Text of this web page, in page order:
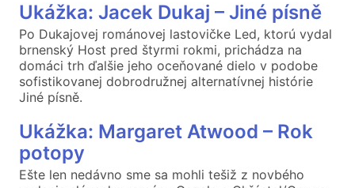
Ukážka: Jacek Dukaj – Jiné písně
Po Dukajovej románovej lastovičke Led, ktorú vydal
brnenský Host pred štyrmi rokmi, prichádza na
domáci trh ďalšie jeho oceňované dielo v podobe
sofistikovanej dobrodružnej alternatívnej histórie
Jiné písně.
Ukážka: Margaret Atwood – Rok
potopy
Ešte len nedávno sme sa mohli tešiž z novbého